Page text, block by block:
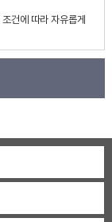
조건에 따라 자유롭게